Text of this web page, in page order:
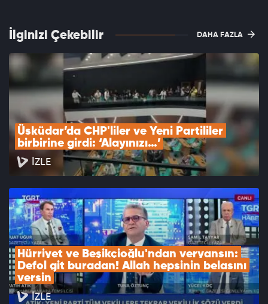
İlginizi Çekebilir DAHA FAZLA
Üsküdar’da CHP'liler ve Yeni Partililer
birbirine girdi: ‘Alayınızı…’
İZLE
Hürriyet ve Beşikçioğlu'ndan veryansın:
Defol git buradan! Allah hepsinin belasını
versin
İZLE